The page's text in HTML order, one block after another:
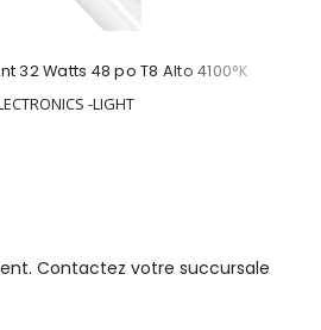
32 Watts 48 po T8 Alto 4100°K
-LIGHT
Contactez votre succursale